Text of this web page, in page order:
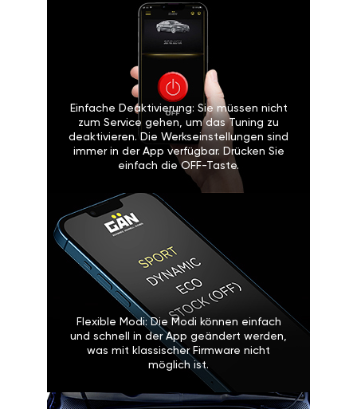
Einfache Deaktivierung: Sie müssen nicht
zum Service gehen, um das Tuning zu
deaktivieren. Die Werkseinstellungen sind
immer in der App verfügbar. Drücken Sie
einfach die OFF-Taste.
Flexible Modi: Die Modi können einfach
und schnell in der App geändert werden,
was mit klassischer Firmware nicht
möglich ist.